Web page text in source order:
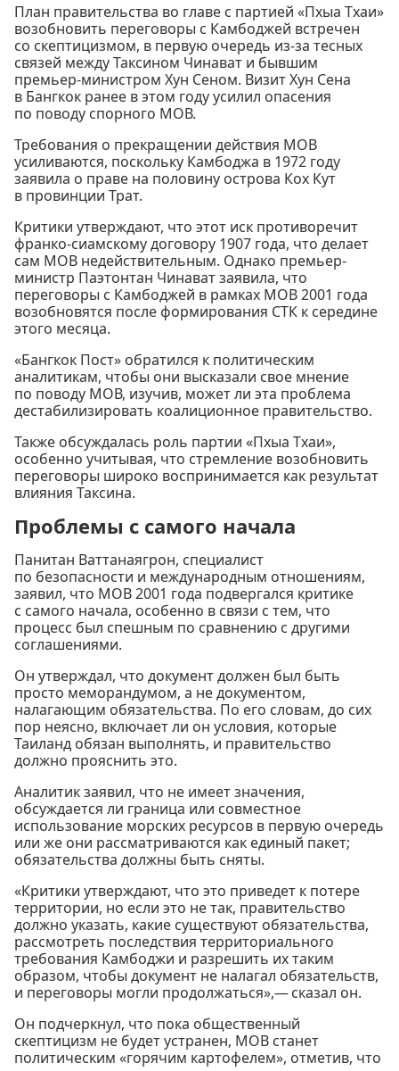
План правительства во главе с партией «Пхыа Тхаи»
возобновить переговоры с Камбоджей встречен
со скептицизмом, в первую очередь из-за тесных
связей между Таксином Чинават и бывшим
премьер-министром Хун Сеном. Визит Хун Сена
в Бангкок ранее в этом году усилил опасения
по поводу спорного МОВ.
Требования о прекращении действия МОВ
усиливаются, поскольку Камбоджа в 1972 году
заявила о праве на половину острова Кох Кут
в провинции Трат.
Критики утверждают, что этот иск противоречит
франко-сиамскому договору 1907 года, что делает
сам МОВ недействительным. Однако премьер-
министр Паэтонтан Чинават заявила, что
переговоры с Камбоджей в рамках МОВ 2001 года
возобновятся после формирования СТК к середине
этого месяца.
«Бангкок Пост» обратился к политическим
аналитикам, чтобы они высказали свое мнение
по поводу МОВ, изучив, может ли эта проблема
дестабилизировать коалиционное правительство.
Также обсуждалась роль партии «Пхыа Тхаи»,
особенно учитывая, что стремление возобновить
переговоры широко воспринимается как результат
влияния Таксина.
Проблемы с самого начала
Панитан Ваттанаягрон, специалист
по безопасности и международным отношениям,
заявил, что МОВ 2001 года подвергался критике
с самого начала, особенно в связи с тем, что
процесс был спешным по сравнению с другими
соглашениями.
Он утверждал, что документ должен был быть
просто меморандумом, а не документом,
налагающим обязательства. По его словам, до сих
пор неясно, включает ли он условия, которые
Таиланд обязан выполнять, и правительство
должно прояснить это.
Аналитик заявил, что не имеет значения,
обсуждается ли граница или совместное
использование морских ресурсов в первую очередь
или же они рассматриваются как единый пакет;
обязательства должны быть сняты.
«Критики утверждают, что это приведет к потере
территории, но если это не так, правительство
должно указать, какие существуют обязательства,
рассмотреть последствия территориального
требования Камбоджи и разрешить их таким
образом, чтобы документ не налагал обязательств,
и переговоры могли продолжаться»,— сказал он.
Он подчеркнул, что пока общественный
скептицизм не будет устранен, МОВ станет
политическим «горячим картофелем», отметив, что